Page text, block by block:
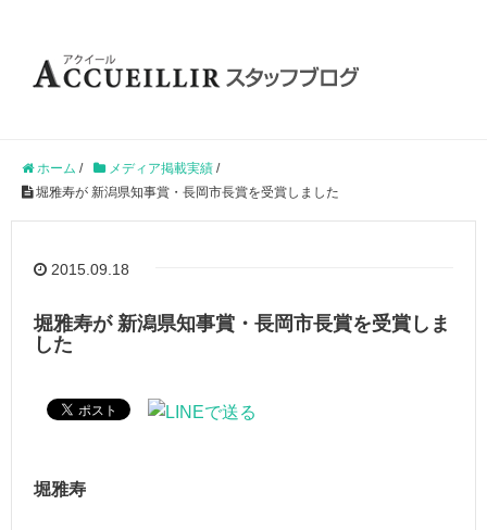
ホーム / メディア掲載実績 /
堀雅寿が 新潟県知事賞・長岡市長賞を受賞しました
2015.09.18
堀雅寿が 新潟県知事賞・長岡市長賞を受賞しま
した
堀雅寿